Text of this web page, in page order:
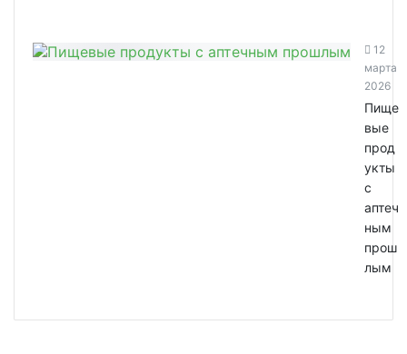
12
марта
2026
Пище
вые
прод
укты
с
аптеч
ным
прош
лым